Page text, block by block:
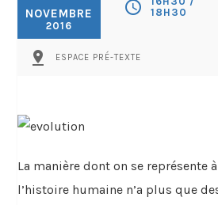
NOVEMBRE
2016
schedule
18H30
pin_drop ESPACE PRÉ-TEXTE
La manière dont on se représente
l’histoire humaine n’a plus que